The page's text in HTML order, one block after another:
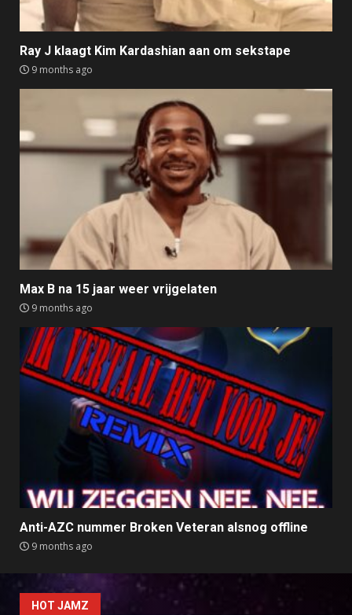
Ray J klaagt Kim Kardashian aan om sekstape
9 months ago
Max B na 15 jaar weer vrijgelaten
9 months ago
Anti-AZC nummer Broken Veteran alsnog offline
9 months ago
HOT JAMZ